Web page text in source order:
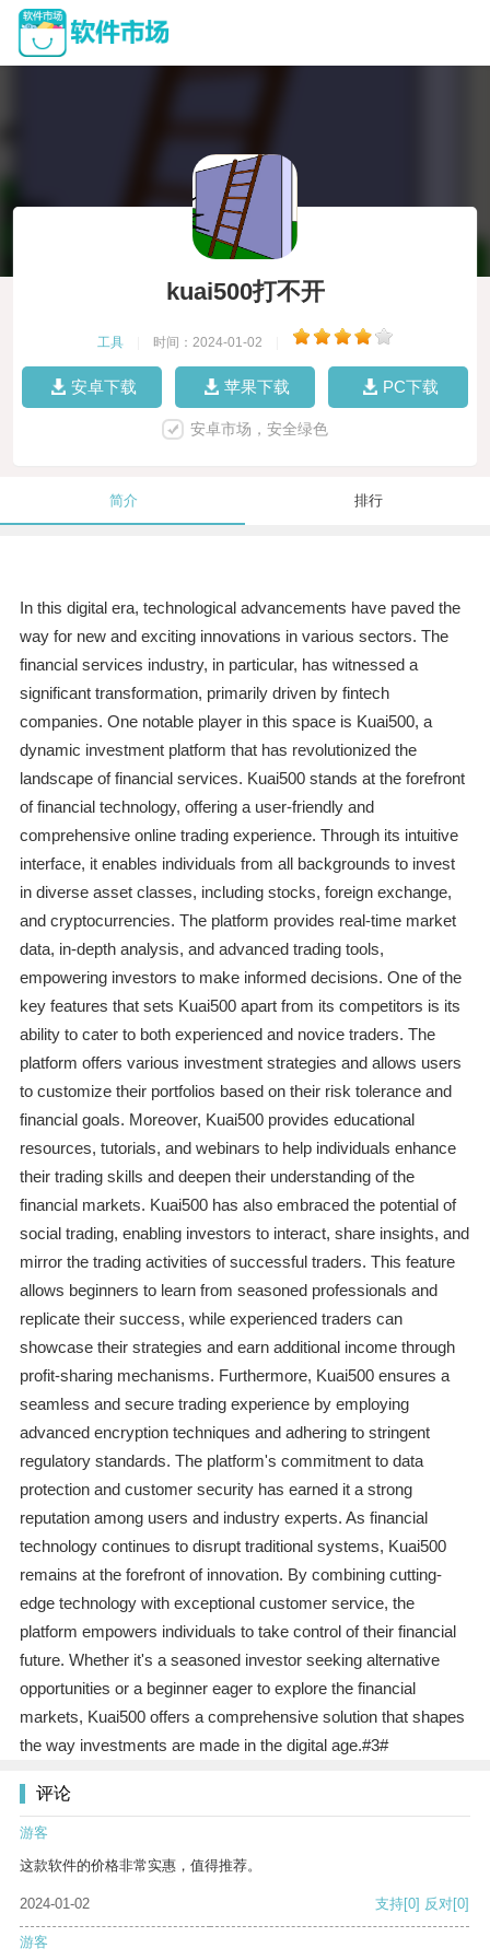
kuai500打不开
工具 时间：2024-01-02
安卓下载 苹果下载 PC下载
安卓市场，安全绿色
简介 排行
In this digital era, technological advancements have paved the
way for new and exciting innovations in various sectors. The
financial services industry, in particular, has witnessed a
significant transformation, primarily driven by fintech
companies. One notable player in this space is Kuai500, a
dynamic investment platform that has revolutionized the
landscape of financial services. Kuai500 stands at the forefront
of financial technology, offering a user-friendly and
comprehensive online trading experience. Through its intuitive
interface, it enables individuals from all backgrounds to invest
in diverse asset classes, including stocks, foreign exchange,
and cryptocurrencies. The platform provides real-time market
data, in-depth analysis, and advanced trading tools,
empowering investors to make informed decisions. One of the
key features that sets Kuai500 apart from its competitors is its
ability to cater to both experienced and novice traders. The
platform offers various investment strategies and allows users
to customize their portfolios based on their risk tolerance and
financial goals. Moreover, Kuai500 provides educational
resources, tutorials, and webinars to help individuals enhance
their trading skills and deepen their understanding of the
financial markets. Kuai500 has also embraced the potential of
social trading, enabling investors to interact, share insights, and
mirror the trading activities of successful traders. This feature
allows beginners to learn from seasoned professionals and
replicate their success, while experienced traders can
showcase their strategies and earn additional income through
profit-sharing mechanisms. Furthermore, Kuai500 ensures a
seamless and secure trading experience by employing
advanced encryption techniques and adhering to stringent
regulatory standards. The platform's commitment to data
protection and customer security has earned it a strong
reputation among users and industry experts. As financial
technology continues to disrupt traditional systems, Kuai500
remains at the forefront of innovation. By combining cutting-
edge technology with exceptional customer service, the
platform empowers individuals to take control of their financial
future. Whether it's a seasoned investor seeking alternative
opportunities or a beginner eager to explore the financial
markets, Kuai500 offers a comprehensive solution that shapes
the way investments are made in the digital age.#3#
评论
游客
这款软件的价格非常实惠，值得推荐。
2024-01-02 支持[0] 反对[0]
游客